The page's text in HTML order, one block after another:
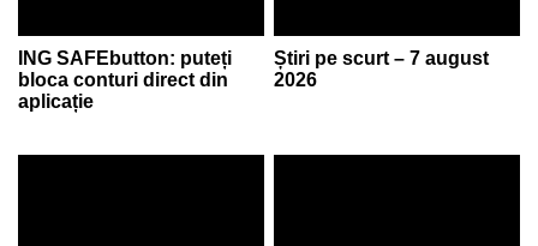
ING SAFEbutton: puteți
bloca conturi direct din
aplicație
Știri pe scurt – 7 august
2026